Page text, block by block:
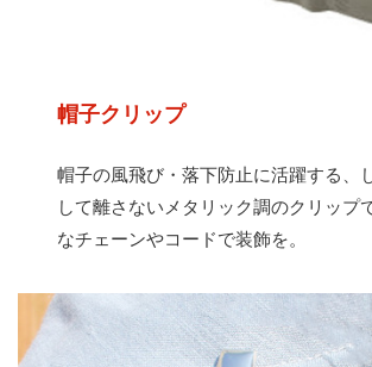
帽子クリップ
帽子の風飛び・落下防止に活躍する、
して離さないメタリック調のクリップ
なチェーンやコードで装飾を。